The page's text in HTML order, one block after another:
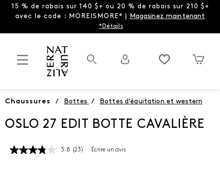
15 % de rabais sur 140 $+ ou 20 % de rabais sur 210 $+
avec le code : MOREISMORE* | Magasinez maintenant
*Détails
Chaussures / Bottes / Bottes d’équitation et western
OSLO 27 EDIT BOTTE CAVALIÈRE
3.8 Lire
(23) Écrire un avis